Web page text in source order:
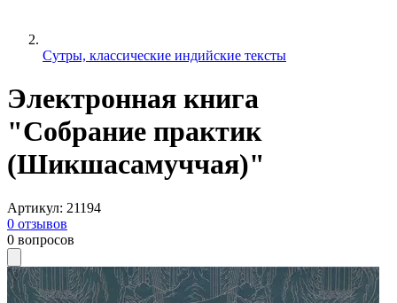
Сутры, классические индийские тексты
Электронная книга
"Собрание практик
(Шикшасамуччая)"
Артикул: 21194
0 отзывов
0 вопросов